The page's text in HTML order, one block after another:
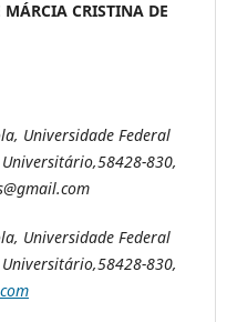
MÁRCIA CRISTINA DE
Universidade Federal
830,
Universidade Federal
830,